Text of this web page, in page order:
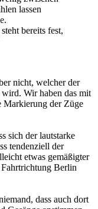
lassen
bereits fest,
nicht, welcher der
Wir haben das mit
Markierung der Züge
sich der lautstarke
tendenziell der
etwas gemäßigter
Berlin
dass auch dort